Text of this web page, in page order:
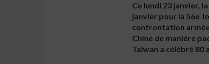
Ce lundi 23 janvier,
janvier pour la 56e
confrontation armée
Chine de manière
Taïwan a célébré 80